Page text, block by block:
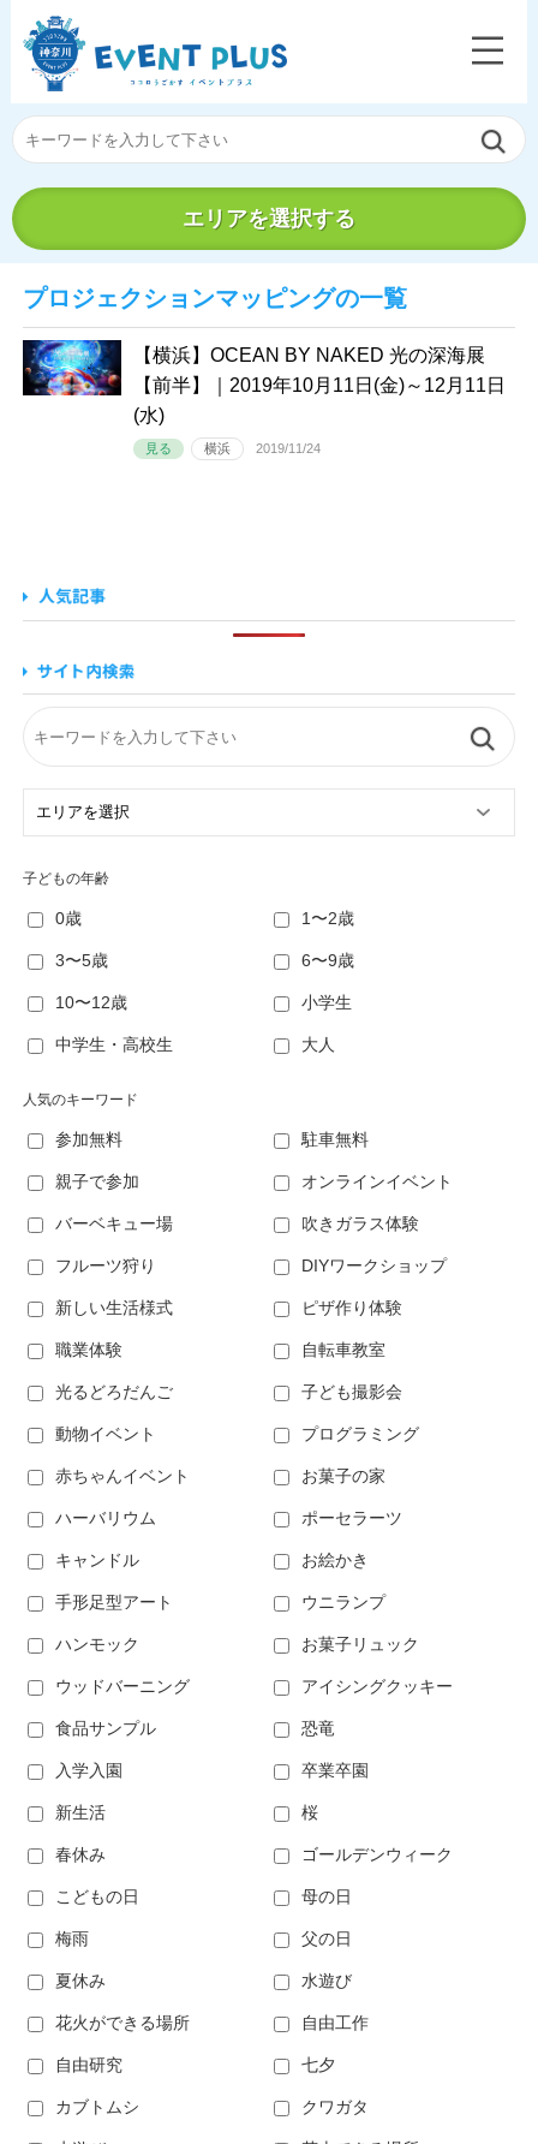
エリアを選択する
プロジェクションマッピングの一覧
【横浜】OCEAN BY NAKED 光の深海展
【前半】｜2019年10月11日(金)～12月11日
(水)
見る 横浜 2019/11/24
子どもの年齢
0歳 1〜2歳
3〜5歳 6〜9歳
10〜12歳 小学生
中学生・高校生 大人
人気のキーワード
参加無料 駐車無料
親子で参加 オンラインイベント
バーベキュー場 吹きガラス体験
フルーツ狩り DIYワークショップ
新しい生活様式 ピザ作り体験
職業体験 自転車教室
光るどろだんご 子ども撮影会
動物イベント プログラミング
赤ちゃんイベント お菓子の家
ハーバリウム ポーセラーツ
キャンドル お絵かき
手形足型アート ウニランプ
ハンモック お菓子リュック
ウッドバーニング アイシングクッキー
食品サンプル 恐竜
入学入園 卒業卒園
新生活 桜
春休み ゴールデンウィーク
こどもの日 母の日
梅雨 父の日
夏休み 水遊び
花火ができる場所 自由工作
自由研究 七夕
カブトムシ クワガタ